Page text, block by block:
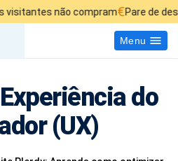
não compram€Pare de desperdiçar
Menu
Experiência do
(UX)